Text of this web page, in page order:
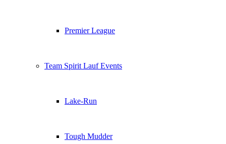
Premier League
Team Spirit Lauf Events
Lake-Run
Tough Mudder